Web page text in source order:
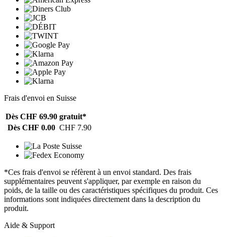
Frais d'envoi en Suisse
Dès CHF 69.90 gratuit*
Dès CHF 0.00 CHF 7.90
*Ces frais d'envoi se réfèrent à un envoi standard. Des frais
supplémentaires peuvent s'appliquer, par exemple en raison du
poids, de la taille ou des caractéristiques spécifiques du produit. Ces
informations sont indiquées directement dans la description du
produit.
Aide & Support